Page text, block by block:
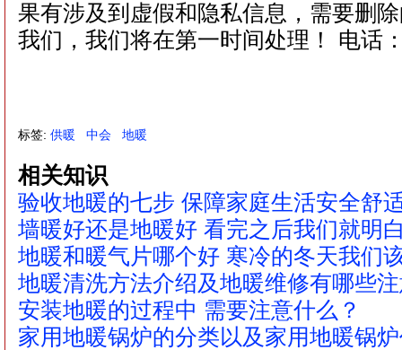
果有涉及到虚假和隐私信息，需要删
我们，我们将在第一时间处理！ 电话
标签:供暖 中会 地暖
相关知识
验收地暖的七步 保障家庭生活安全舒
墙暖好还是地暖好 看完之后我们就明
地暖和暖气片哪个好 寒冷的冬天我们
地暖清洗方法介绍及地暖维修有哪些
安装地暖的过程中 需要注意什么？
家用地暖锅炉的分类以及家用地暖锅